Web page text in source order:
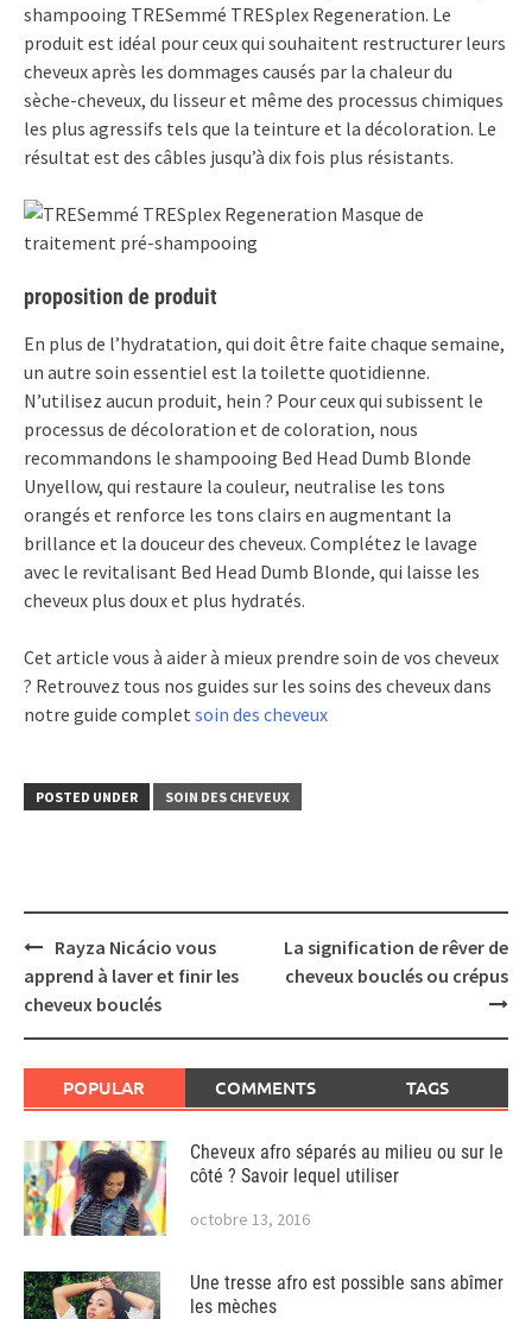
shampooing TRESemmé TRESplex Regeneration. Le
produit est idéal pour ceux qui souhaitent restructurer leurs
cheveux après les dommages causés par la chaleur du
sèche-cheveux, du lisseur et même des processus chimiques
les plus agressifs tels que la teinture et la décoloration. Le
résultat est des câbles jusqu’à dix fois plus résistants.
proposition de produit
En plus de l’hydratation, qui doit être faite chaque semaine,
un autre soin essentiel est la toilette quotidienne.
N’utilisez aucun produit, hein ? Pour ceux qui subissent le
processus de décoloration et de coloration, nous
recommandons le shampooing Bed Head Dumb Blonde
Unyellow, qui restaure la couleur, neutralise les tons
orangés et renforce les tons clairs en augmentant la
brillance et la douceur des cheveux. Complétez le lavage
avec le revitalisant Bed Head Dumb Blonde, qui laisse les
cheveux plus doux et plus hydratés.
Cet article vous à aider à mieux prendre soin de vos cheveux
? Retrouvez tous nos guides sur les soins des cheveux dans
notre guide complet soin des cheveux
POSTED UNDER SOIN DES CHEVEUX
Post
navigation
Rayza Nicácio vous
apprend à laver et finir les
cheveux bouclés
La signification de rêver de
cheveux bouclés ou crépus
POPULAR COMMENTS TAGS
Cheveux afro séparés au milieu ou sur le
côté ? Savoir lequel utiliser
octobre 13, 2016
Une tresse afro est possible sans abîmer
les mèches